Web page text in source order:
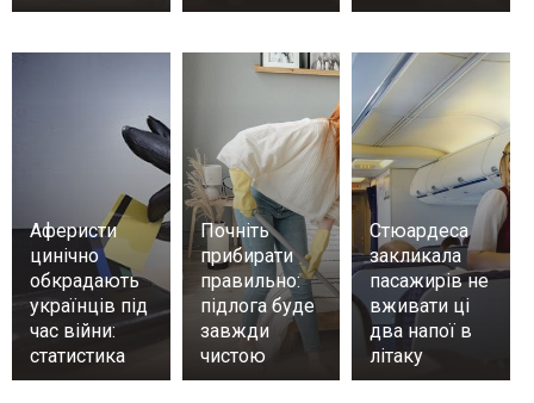
Аферисти
цинічно
обкрадають
українців під
час війни:
статистика
Почніть
прибирати
правильно:
підлога буде
завжди
чистою
Стюардеса
закликала
пасажирів не
вживати ці
два напої в
літаку